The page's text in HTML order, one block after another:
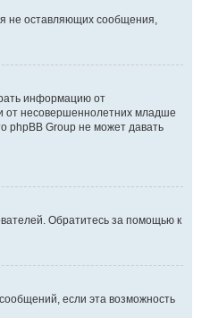
не оставляющих сообщения,
информацию от
от несовершеннолетних младше
phpBB Group не может давать
Обратитесь за помощью к
если эта возможность